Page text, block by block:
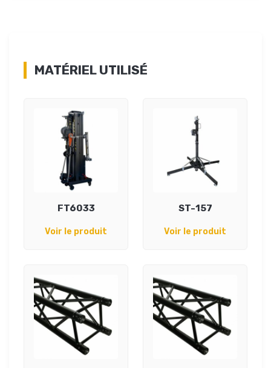
MATÉRIEL UTILISÉ
FT6033
Voir le produit
ST-157
Voir le produit